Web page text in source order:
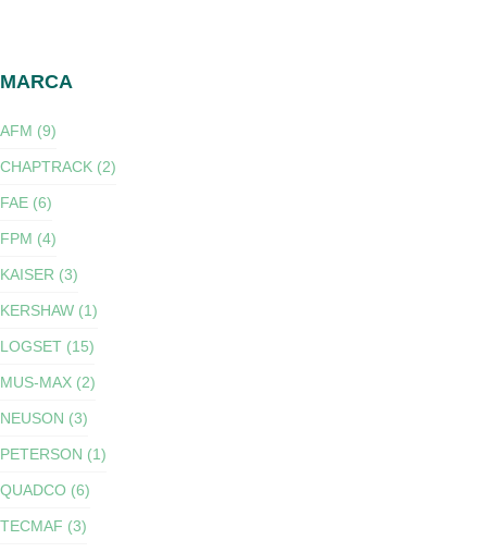
MARCA
AFM (9)
CHAPTRACK (2)
FAE (6)
FPM (4)
KAISER (3)
KERSHAW (1)
LOGSET (15)
MUS-MAX (2)
NEUSON (3)
PETERSON (1)
QUADCO (6)
TECMAF (3)